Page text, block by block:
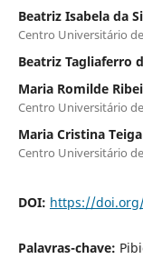
Beatriz Isabela da
Centro Universitário
Beatriz Tagliaferro
Maria Romilde
Centro Universitário
Maria Cristina Teiga
Centro Universitário
DOI: https://
Palavras-chave: